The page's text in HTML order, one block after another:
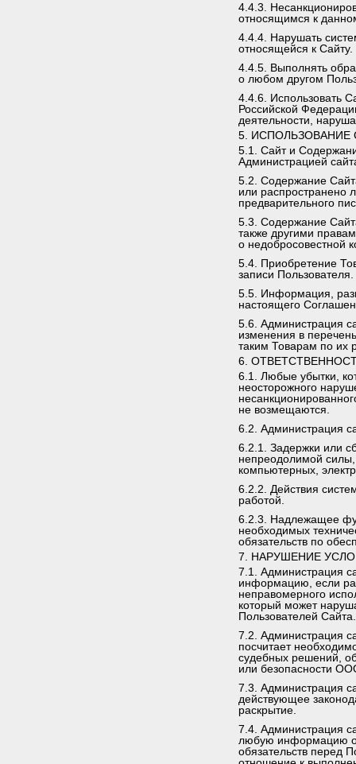
4.4.3.
относящимся к
4.4.4. Нарушать
относящейся к Сайту.
4.4.5. Выполнять
о любом другом
4.4.6. Использовать
Российской
деятельности,
5. ИСПОЛЬЗОВАНИЕ
5.1. Сайт и
Администрацией
5.2. Содержание
или распространено
предварительного
5.3. Содержание
также другими
о недобросовестной
5.4. Приобретение
записи Пользователя.
5.5. Информация,
настоящего
5.6. Администрация
изменения в
таким Товарам по их
6.
6.1. Любые убытки,
неосторожного
не возмещаются.
6.2. Администрация
6.2.1. Задержки или
непреодолимой
компьютерных,
6.2.2. Действия
работой.
6.2.3. Надлежащее
необходимых
обязательств по
7. НАРУШЕНИЕ
7.1. Администрация
информацию, если
неправомерного
который может
Пользователей Сайта.
7.2. Администрация
посчитает
судебных решений,
или безопасности
7.3. Администрация
действующее
раскрытие.
7.4. Администрация
любую информацию о
обязательств перед